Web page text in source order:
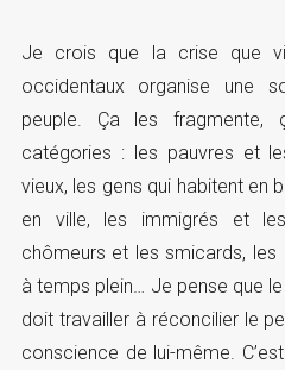
Je crois que la crise que
occidentaux organise une
peuple. Ça les
catégories : les pauvres et
vieux, les gens qui habitent en
en ville, les immigrés et
chômeurs et les smicards, les
à temps plein… Je pense que
doit travailler à réconcilier le
conscience de lui-même.